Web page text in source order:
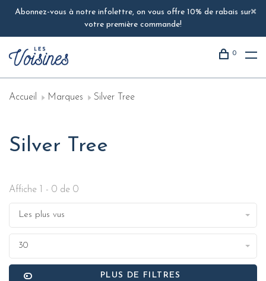
Abonnez-vous à notre infolettre, on vous offre 10% de rabais sur
votre première commande!
0
Accueil Marques Silver Tree
Silver Tree
Affiche 1 - 0 de 0
Les plus vus
30
PLUS DE FILTRES